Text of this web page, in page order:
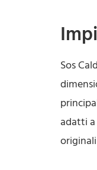
Sos
adatti a